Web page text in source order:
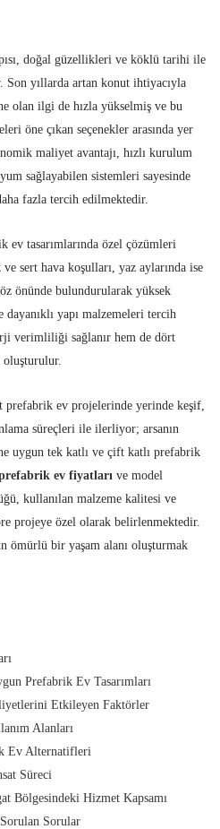
doğal güzellikleri ve köklü tarihi ile
yıllarda artan konut ihtiyacıyla
olan ilgi de hızla yükselmiş ve bu
öne çıkan seçenekler arasında yer
maliyet avantajı, hızlı kurulum
sağlayabilen sistemleri sayesinde
fazla tercih edilmektedir.
ev tasarımlarında özel çözümleri
sert hava koşulları, yaz aylarında ise
önünde bulundurularak yüksek
yapı malzemeleri tercih
verimliliği sağlanır hem de dört
ev projelerinde yerinde keşif,
süreçleri ile ilerliyor; arsanın
uygun tek katlı ve çift katlı prefabrik
ev fiyatları ve model
kullanılan malzeme kalitesi ve
projeye özel olarak belirlenmektedir.
ömürlü bir yaşam alanı oluşturmak
Prefabrik Ev Tasarımları
Etkileyen Faktörler
Alanları
Ev Alternatifleri
Süreci
Bölgesindeki Hizmet Kapsamı
Sorular